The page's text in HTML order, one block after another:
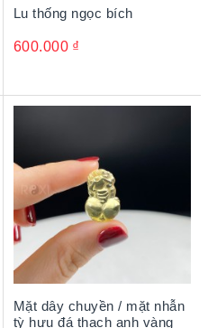
Lu thống ngọc bích
600.000 ₫
Mặt dây chuyền / mặt nhẫn
tỳ hưu đá thạch anh vàng